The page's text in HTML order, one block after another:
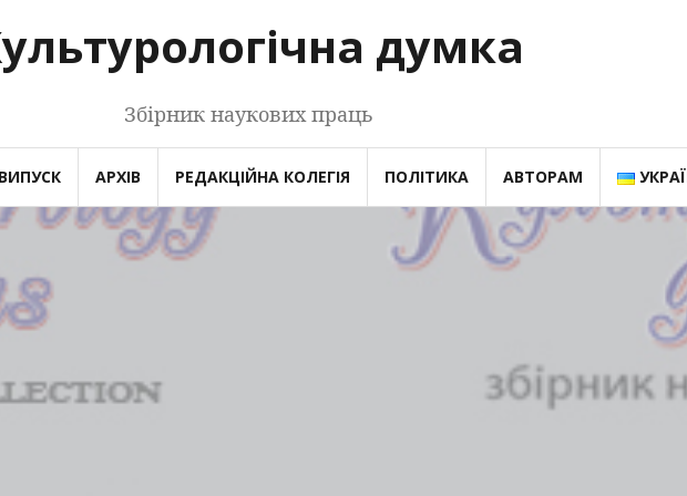
думка
Збірник наукових праць
АРХІВ РЕДАКЦІЙНА КОЛЕГІЯ ПОЛІТИКА АВТОРАМ